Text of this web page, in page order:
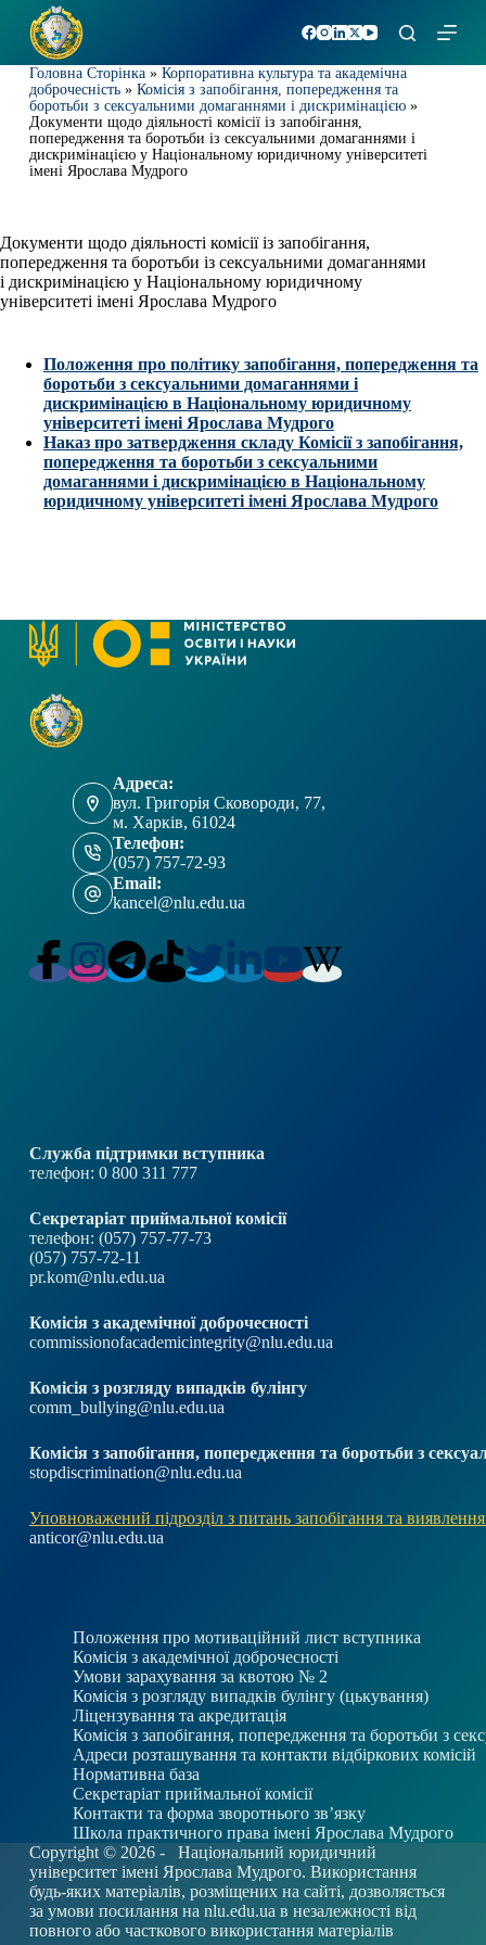
П
й
и
д
о
с
т
у
Головна Сторінка» Корпоративна культура та академічна
доброчесність» Комісія з запобігання, попередження та
боротьби з сексуальними домаганнями і дискримінацією»
Документи щодо діяльності комісії із запобігання,
попередження та боротьби із сексуальними домаганнями і
дискримінацією у Національному юридичному університеті
імені Ярослава Мудрого
Документи щодо діяльності комісії із запобігання,
попередження та боротьби із сексуальними домаганнями
і дискримінацією у Національному юридичному
університеті імені Ярослава Мудрого
Положення про політику запобігання, попередження та
боротьби з сексуальними домаганнями і
дискримінацією в Національному юридичному
університеті імені Ярослава Мудрого
Наказ про затвердження складу Комісії з запобігання,
попередження та боротьби з сексуальними
домаганнями і дискримінацією в Національному
юридичному університеті імені Ярослава Мудрого
Адреса:
вул. Григорія Сковороди, 77,
м. Харків, 61024
Телефон:
(057) 757-72-93
Email:
kancel@nlu.edu.ua
Служба підтримки вступника
телефон: 0 800 311 777
Секретаріат приймальної комісії
телефон: (057) 757-77-73
(057) 757-72-11
pr.kom@nlu.edu.ua
Комісія з академічної доброчесності
commissionofacademicintegrity@nlu.edu.ua
Комісія з розгляду випадків булінгу
comm_bullying@nlu.edu.ua
Комісія з запобігання, попередження та боротьби з
stopdiscrimination@nlu.edu.ua
Уповноважений підрозділ з питань запобігання та виявлення
anticor@nlu.edu.ua
Положення про мотиваційний лист вступника
Комісія з академічної доброчесності
Умови зарахування за квотою № 2
Комісія з розгляду випадків булінгу (цькування)
Ліцензування та акредитація
Комісія з запобігання, попередження та боротьби з
Адреси розташування та контакти відбіркових комісій
Нормативна база
Секретаріат приймальної комісії
Контакти та форма зворотнього зв’язку
Школа практичного права імені Ярослава Мудрого
Copyright © 2026 - Національний юридичний
університет імені Ярослава Мудрого. Використання
будь-яких матеріалів, розміщених на сайті, дозволяється
за умови посилання на nlu.edu.ua в незалежності від
повного або часткового використання матеріалів